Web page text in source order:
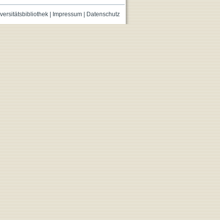
| Impressum| Datenschutz